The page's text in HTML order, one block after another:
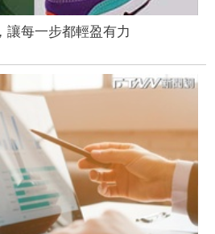
讓每一步都輕盈有力